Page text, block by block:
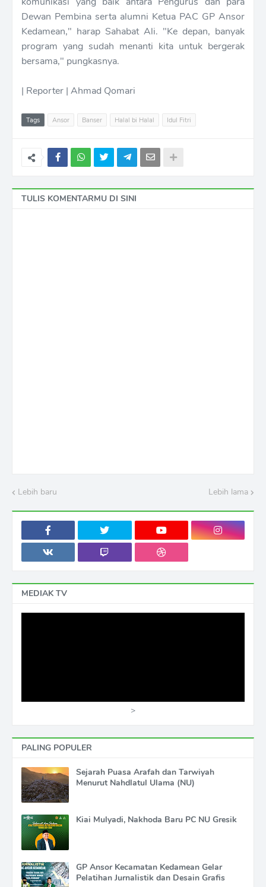
Dewan Pembina serta alumni Ketua PAC GP Ansor
Kedamean," harap Sahabat Ali. "Ke depan, banyak
program yang sudah menanti kita untuk bergerak
bersama," pungkasnya.
| Reporter | Ahmad Qomari
Tags Ansor Banser Halal bi Halal Idul Fitri
TULIS KOMENTARMU DI SINI
Lebih baru Lebih lama
MEDIAK TV
>
PALING POPULER
Sejarah Puasa Arafah dan Tarwiyah
Menurut Nahdlatul Ulama (NU)
Kiai Mulyadi, Nakhoda Baru PC NU Gresik
GP Ansor Kecamatan Kedamean Gelar
Pelatihan Jurnalistik dan Desain Grafis